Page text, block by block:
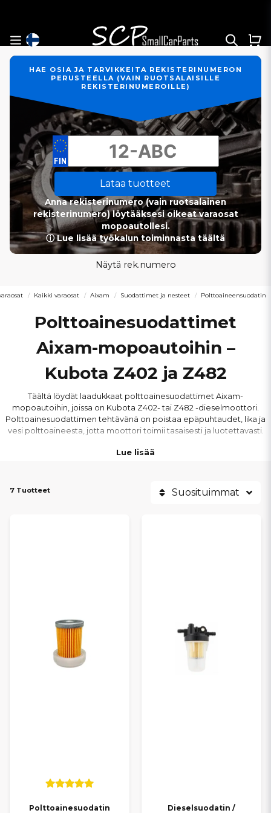
HAE OSIA JA TARVIKKEITA REKISTERINUMERON
PERUSTEELLA (VAIN RUOTSALAISILLE
REKISTERINUMEROILLE)
Lataa tuotteet
Anna rekisterinumero (vain ruotsalainen
rekisterinumero) löytääksesi oikeat varaosat
mopoautollesi.
ⓘ Lue lisää työkalun toiminnasta täältä
Näytä rek.numero
Kaikki varaosat Aixam Suodattimet ja nesteet Polttoaineensuodatin
Polttoainesuodattimet
Aixam-mopoautoihin –
Kubota Z402 ja Z482
Täältä löydät laadukkaat polttoainesuodattimet Aixam-
mopoautoihin, joissa on Kubota Z402- tai Z482 -dieselmoottori.
Polttoainesuodattimen tehtävänä on poistaa epäpuhtaudet, lika ja
vesi polttoaineesta, jotta moottori toimii tasaisesti ja luotettavasti.
toimintahäiriöitä.
Lue lisää
7 Tuotteet Suosituimmat
Polttoainesuodatin
Dieselsuodatin /